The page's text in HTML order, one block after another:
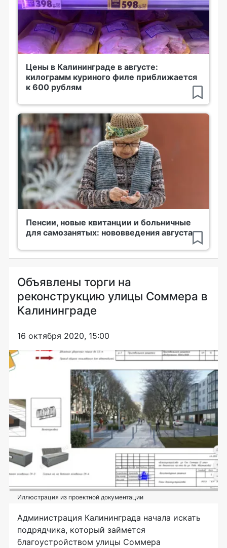
Цены в Калининграде в августе:
килограмм куриного филе приближается
к 600 рублям
Пенсии, новые квитанции и больничные
для самозанятых: нововведения августа
Объявлены торги на
реконструкцию улицы Соммера в
Калининграде
16 октября 2020, 15:00
Иллюстрация из проектной документации
Администрация Калининграда начала искать
подрядчика, который займется
благоустройством улицы Соммера